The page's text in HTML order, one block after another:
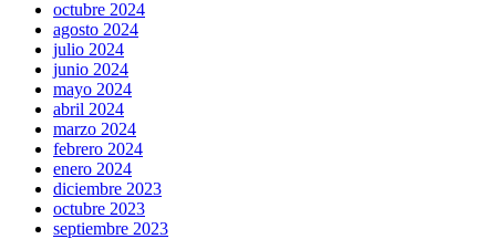
octubre 2024
agosto 2024
julio 2024
junio 2024
mayo 2024
abril 2024
marzo 2024
febrero 2024
enero 2024
diciembre 2023
octubre 2023
septiembre 2023